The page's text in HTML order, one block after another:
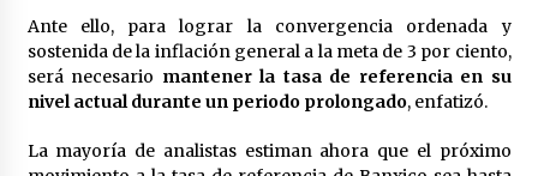
Ante ello, para lograr la convergencia ordenada y
sostenida de la inflación general a la meta de 3 por ciento,
será necesario mantener la tasa de referencia en su
nivel actual durante un periodo prolongado, enfatizó.
La mayoría de analistas estiman ahora que el próximo